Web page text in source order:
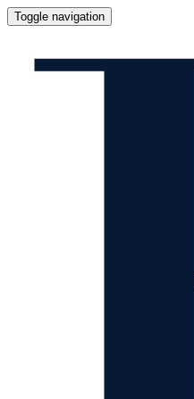
Toggle navigation